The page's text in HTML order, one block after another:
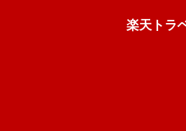
楽天トラ